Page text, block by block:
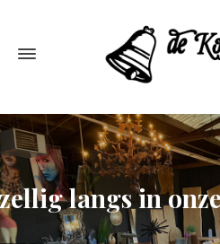
langs in